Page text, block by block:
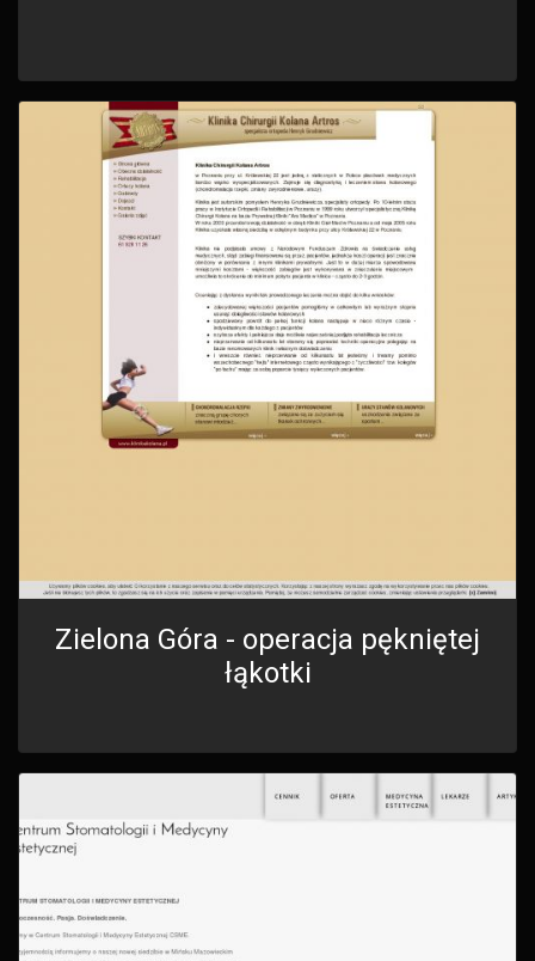
Zielona Góra - operacja pękniętej
łąkotki